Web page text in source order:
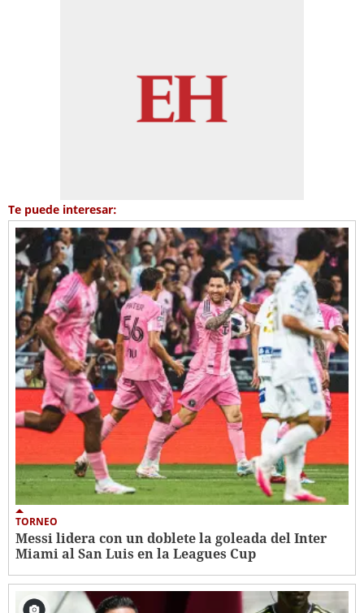
Te puede interesar:
TORNEO
Messi lidera con un doblete la goleada del Inter
Miami al San Luis en la Leagues Cup